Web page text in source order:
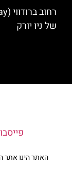
של ניו יורק
האתר הינו אתר